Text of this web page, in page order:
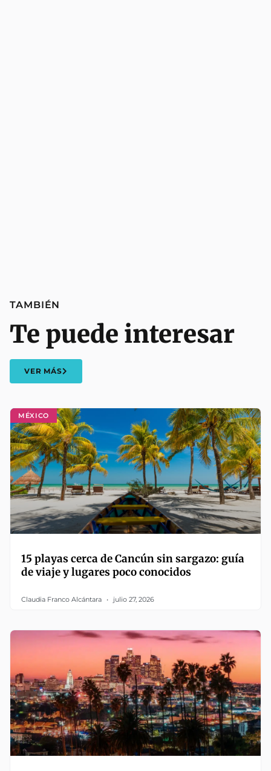
MÉXICO
15 playas cerca de Cancún sin sargazo: guía
de viaje y lugares poco conocidos
Claudia Franco Alcántara julio 27, 2026
TAMBIÉN
Te puede interesar
VER MÁS